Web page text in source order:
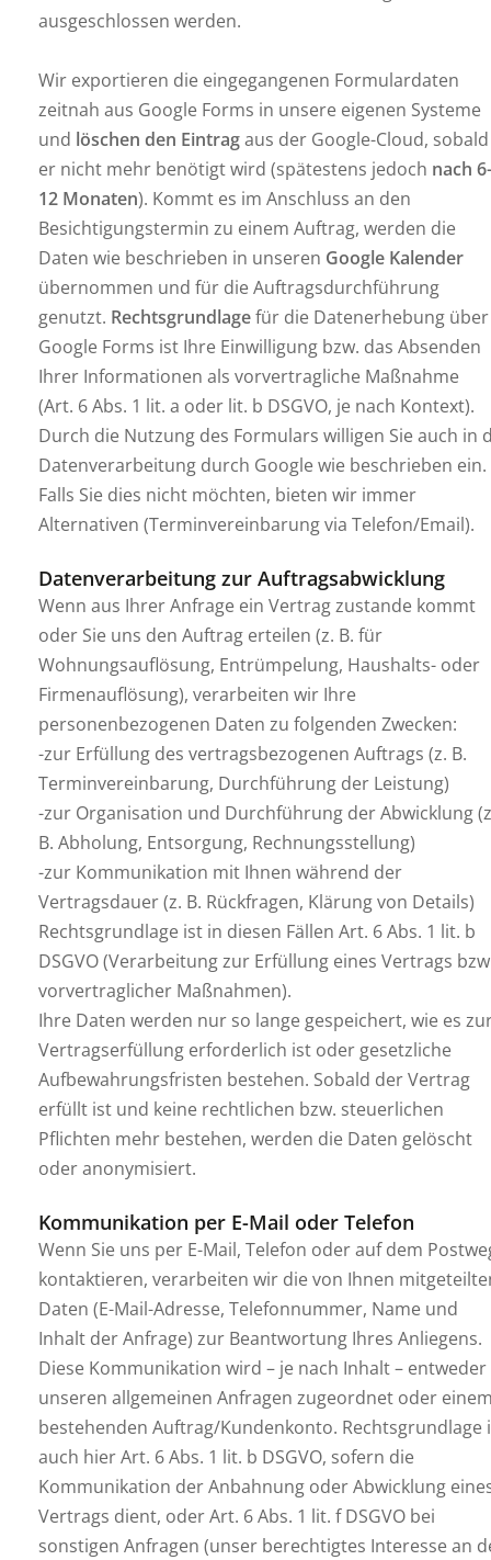
ausgeschlossen werden.
Wir exportieren die eingegangenen Formulardaten
zeitnah aus Google Forms in unsere eigenen Systeme
und löschen den Eintragaus der Google-Cloud, sobald
er nicht mehr benötigt wird (spätestens jedoch nach
12 Monaten). Kommt es im Anschluss an den
Besichtigungstermin zu einem Auftrag, werden die
Daten wie beschrieben in unseren Google Kalender
übernommen und für die Auftragsdurchführung
genutzt. Rechtsgrundlagefür die Datenerhebung über
Google Forms ist Ihre Einwilligung bzw. das Absenden
Ihrer Informationen als vorvertragliche Maßnahme
(Art. 6 Abs. 1 lit. a oder lit. b DSGVO, je nach Kontext).
Durch die Nutzung des Formulars willigen Sie auch in
Datenverarbeitung durch Google wie beschrieben ein.
Falls Sie dies nicht möchten, bieten wir immer
Alternativen (Terminvereinbarung via Telefon/Email).
Datenverarbeitung zur Auftragsabwicklung
Wenn aus Ihrer Anfrage ein Vertrag zustande kommt
oder Sie uns den Auftrag erteilen (z. B. für
Wohnungsauflösung, Entrümpelung, Haushalts- oder
Firmenauflösung), verarbeiten wir Ihre
personenbezogenen Daten zu folgenden Zwecken:
-zur Erfüllung des vertragsbezogenen Auftrags (z. B.
Terminvereinbarung, Durchführung der Leistung)
-zur Organisation und Durchführung der Abwicklung
B. Abholung, Entsorgung, Rechnungsstellung)
-zur Kommunikation mit Ihnen während der
Vertragsdauer (z. B. Rückfragen, Klärung von Details)
Rechtsgrundlage ist in diesen Fällen Art. 6 Abs. 1 lit. b
DSGVO (Verarbeitung zur Erfüllung eines Vertrags
vorvertraglicher Maßnahmen).
Ihre Daten werden nur so lange gespeichert, wie es
Vertragserfüllung erforderlich ist oder gesetzliche
Aufbewahrungsfristen bestehen. Sobald der Vertrag
erfüllt ist und keine rechtlichen bzw. steuerlichen
Pflichten mehr bestehen, werden die Daten gelöscht
oder anonymisiert.
Kommunikation per E-Mail oder Telefon
Wenn Sie uns per E-Mail, Telefon oder auf dem
kontaktieren, verarbeiten wir die von Ihnen
Daten (E-Mail-Adresse, Telefonnummer, Name und
Inhalt der Anfrage) zur Beantwortung Ihres Anliegens.
Diese Kommunikation wird – je nach Inhalt – entweder
unseren allgemeinen Anfragen zugeordnet oder
bestehenden Auftrag/Kundenkonto. Rechtsgrundlage
auch hier Art. 6 Abs. 1 lit. b DSGVO, sofern die
Kommunikation der Anbahnung oder Abwicklung
Vertrags dient, oder Art. 6 Abs. 1 lit. f DSGVO bei
sonstigen Anfragen (unser berechtigtes Interesse an